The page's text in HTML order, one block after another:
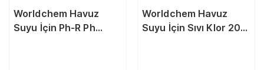
Worldchem Havuz
Suyu İçin Ph-R Ph
Worldchem Havuz
Suyu İçin Sıvı Klor 20